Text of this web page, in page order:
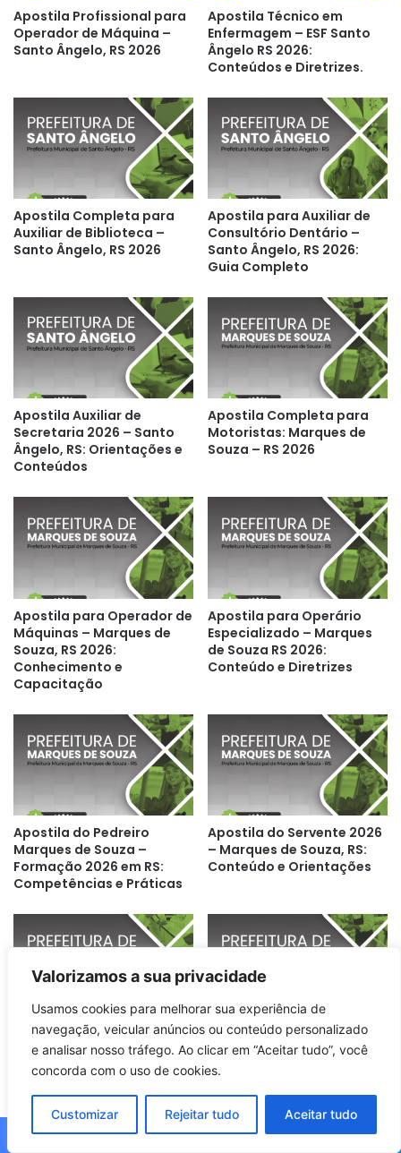
Valorizamos a sua privacidade
Usamos cookies para melhorar sua experiência de
navegação, veicular anúncios ou conteúdo personalizado
e analisar nosso tráfego. Ao clicar em “Aceitar tudo”, você
concorda com o uso de cookies.
Customizar Rejeitar tudo Aceitar tudo
Apostila Profissional para
Operador de Máquina –
Santo Ângelo, RS 2026
Apostila Técnico em
Enfermagem – ESF Santo
Ângelo RS 2026:
Conteúdos e Diretrizes.
Apostila Completa para
Auxiliar de Biblioteca –
Santo Ângelo, RS 2026
Apostila para Auxiliar de
Consultório Dentário –
Santo Ângelo, RS 2026:
Guia Completo
Apostila Auxiliar de
Secretaria 2026 – Santo
Ângelo, RS: Orientações e
Conteúdos
Apostila Completa para
Motoristas: Marques de
Souza – RS 2026
Apostila para Operador de
Máquinas – Marques de
Souza, RS 2026:
Conhecimento e
Capacitação
Apostila para Operário
Especializado – Marques
de Souza RS 2026:
Conteúdo e Diretrizes
Apostila do Pedreiro
Marques de Souza –
Formação 2026 em RS:
Competências e Práticas
Apostila do Servente 2026
– Marques de Souza, RS:
Conteúdo e Orientações
Apostila Técnico Agrícola
2026: Guia Completo para
Profissionais em Marques
Apostila Merendeira
Marques de Souza RS 2026:
Guia Completo para